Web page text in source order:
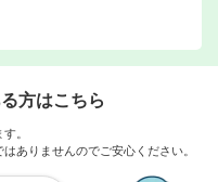
方はこちら
。
ありませんのでご安心ください。